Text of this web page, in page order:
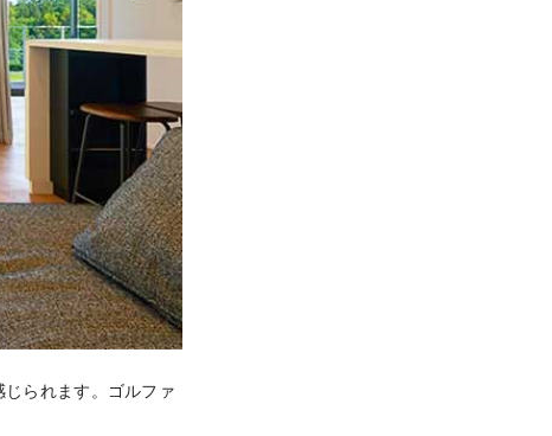
られます。ゴルファ